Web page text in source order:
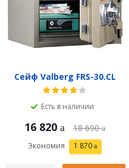
Сейф Valberg FRS-30.CL
Есть в наличии
16 820 18 690
Экономия 1 870